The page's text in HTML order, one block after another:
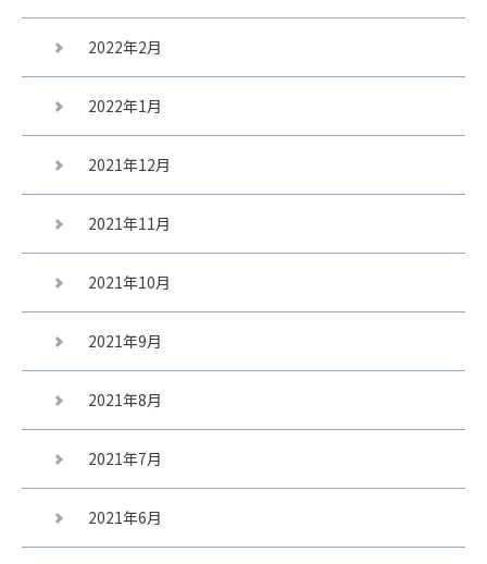
2022年2月
2022年1月
2021年12月
2021年11月
2021年10月
2021年9月
2021年8月
2021年7月
2021年6月